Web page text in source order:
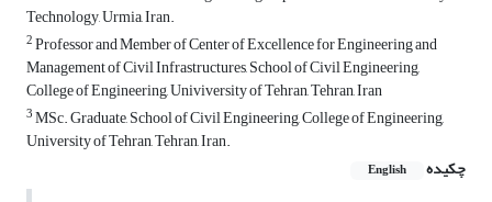
Technology, Urmia, Iran.
2Professor and Member of Center of Excellence for Engineering and
Management of Civil Infrastructures, School of Civil Engineering,
College of Engineering, Univiversity of Tehran, Tehran, Iran
3MSc. Graduate, School of Civil Engineering, College of Engineering,
University of Tehran, Tehran, Iran.
چکیده
English